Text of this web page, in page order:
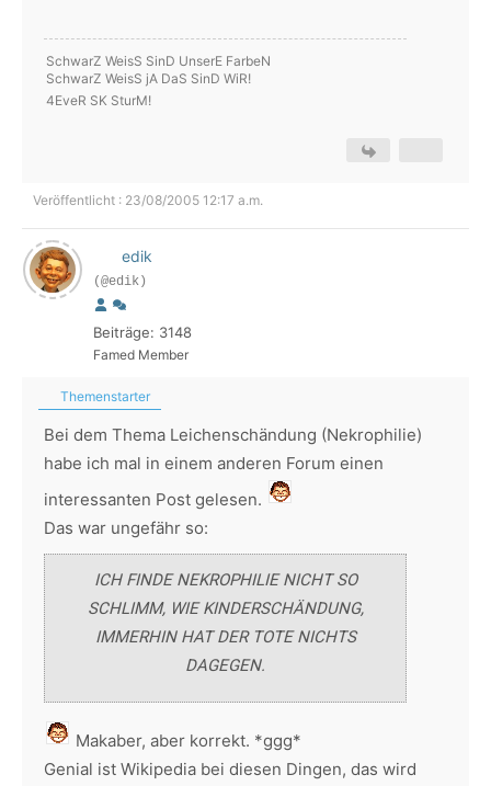
SchwarZ WeisS SinD UnserE FarbeN
SchwarZ WeisS jA DaS SinD WiR!
4EveR SK SturM!
Veröffentlicht : 23/08/2005 12:17 a.m.
edik
(@edik)
Beiträge: 3148
Famed Member
Themenstarter
Bei dem Thema Leichenschändung (Nekrophilie)
habe ich mal in einem anderen Forum einen
interessanten Post gelesen.
Das war ungefähr so:
ICH FINDE NEKROPHILIE NICHT SO
SCHLIMM, WIE KINDERSCHÄNDUNG,
IMMERHIN HAT DER TOTE NICHTS
DAGEGEN.
Makaber, aber korrekt. *ggg*
Genial ist Wikipedia bei diesen Dingen, das wird